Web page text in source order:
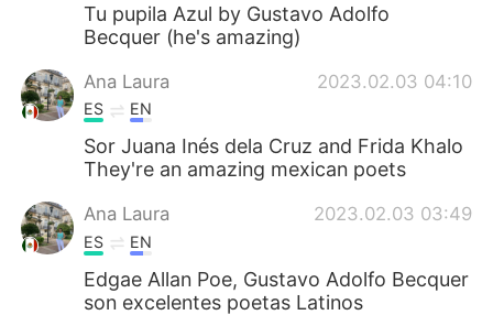
Indonesia Italiano
Türkçe
Português
Tu pupila Azul by Gustavo Adolfo
Becquer (he's amazing)
Ana Laura 2023.02.03 04:10
ES EN
Sor Juana Inés dela Cruz and Frida Khalo
They're an amazing mexican poets
Ana Laura 2023.02.03 03:49
ES EN
Edgae Allan Poe, Gustavo Adolfo Becquer
son excelentes poetas Latinos